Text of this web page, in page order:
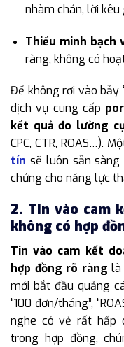
nhàm chán, lời kêu
Thiếu minh bạch
ràng, không có
Để không rơi vào bẫy
dịch vụ cung cấp
kết quả đo lường
CPC, CTR, ROAS…).
tín sẽ luôn sẵn
chứng cho năng lực
2. Tin vào cam
không có hợp
Tin vào cam kết
hợp đồng rõ ràng là
mới bắt đầu quảng
“100 đơn/tháng”,
nghe có vẻ rất hấp
trong hợp đồng,